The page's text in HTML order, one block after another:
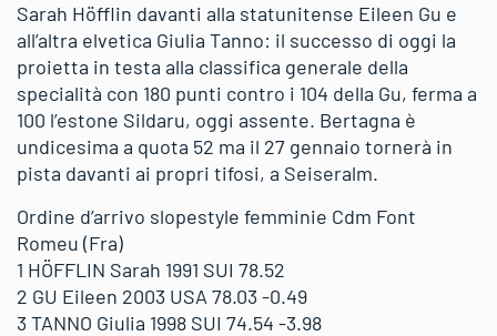
Sarah Höfflin davanti alla statunitense Eileen Gu e
all’altra elvetica Giulia Tanno: il successo di oggi la
proietta in testa alla classifica generale della
specialità con 180 punti contro i 104 della Gu, ferma a
100 l’estone Sildaru, oggi assente. Bertagna è
undicesima a quota 52 ma il 27 gennaio tornerà in
pista davanti ai propri tifosi, a Seiseralm.
Ordine d’arrivo slopestyle femminie Cdm Font
Romeu (Fra)
1 HÖFFLIN Sarah 1991 SUI 78.52
2 GU Eileen 2003 USA 78.03 -0.49
3 TANNO Giulia 1998 SUI 74.54 -3.98